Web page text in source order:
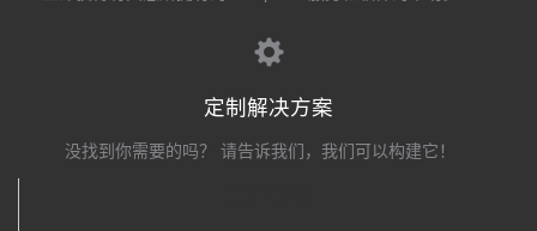
定制解决方案
没找到你需要的吗？ 请告诉我们，我们可以构建它！